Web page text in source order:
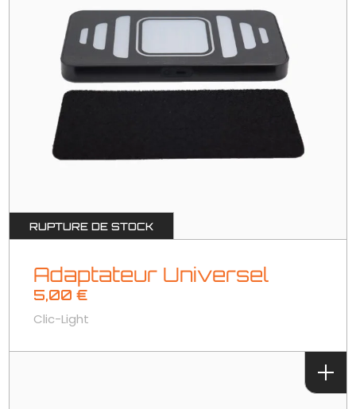
RUPTURE DE STOCK
Adaptateur Universel
5,00 €
Clic-Light